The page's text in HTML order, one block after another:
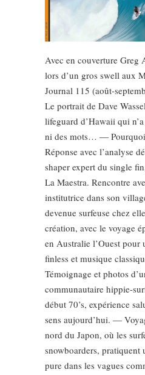
Avec en couverture Greg
lors d’un gros swell aux
Journal 115 (août-
Le portrait de Dave
lifeguard d’Hawaii qui
ni des mots… —
Réponse avec l’analyse
shaper expert du single
La Maestra. Rencontre
institutrice dans son
devenue surfeuse chez
création, avec le voyage
en Australie l’Ouest
finless et musique
Témoignage et photos
communautaire hippie-
début 70’s, expérience
sens aujourd’hui. —
nord du Japon, où les
snowboarders, pratiquent
pure dans les vagues